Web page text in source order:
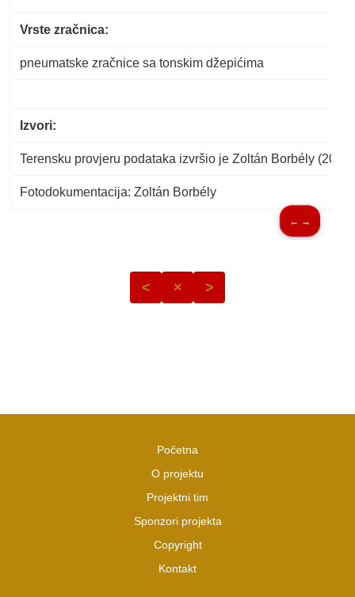
Vrste zračnica:
pneumatske zračnice sa tonskim džepićima
Izvori:
Terensku provjeru podataka izvršio je Zoltán Borbély
Fotodokumentacija: Zoltán Borbély
← →
< × >
Početna
O projektu
Projektni tim
Sponzori projekta
Copyright
Kontakt